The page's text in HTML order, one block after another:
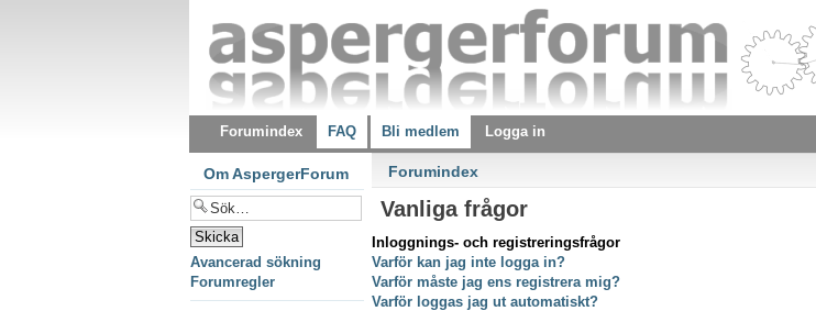
Forumindex FAQ Bli medlem Logga in
Forumindex
Vanliga frågor
Inloggnings- och registreringsfrågor
Varför kan jag inte logga in?
Varför måste jag ens registrera mig?
Varför loggas jag ut automatiskt?
Om AspergerForum
Avancerad sökning
Forumregler